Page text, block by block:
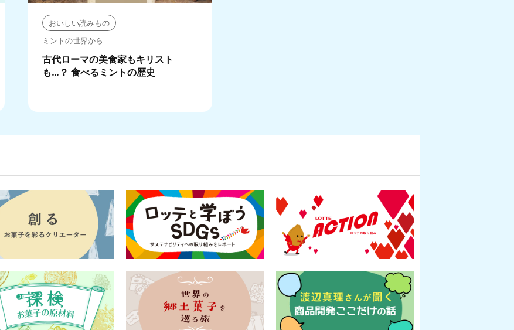
おいしい読みもの
ミントの世界から
古代ローマの美食家もキリスト
も…？ 食べるミントの歴史